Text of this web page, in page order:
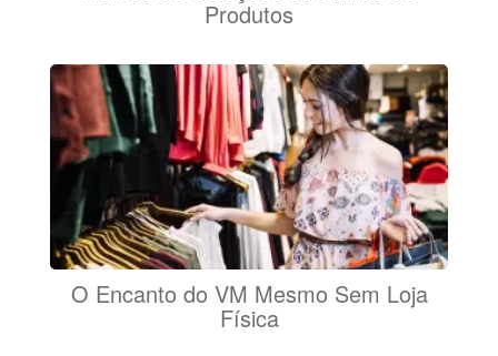
Produtos
O Encanto do VM Mesmo Sem Loja
Física